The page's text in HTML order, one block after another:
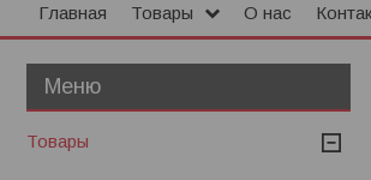
Главная Товары О нас
Товары